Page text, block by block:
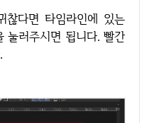
눌러주시면 됩니다. 빨간